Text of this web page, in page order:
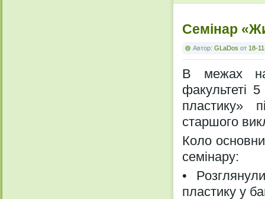
Семінар
Автор: GLaDos от 18-
В межах
факультеті
пластику»
старшого
Коло
семінару:
•
пластику у